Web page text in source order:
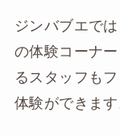
ジンバブエで
の体験コーナ
るスタッフも
体験ができます